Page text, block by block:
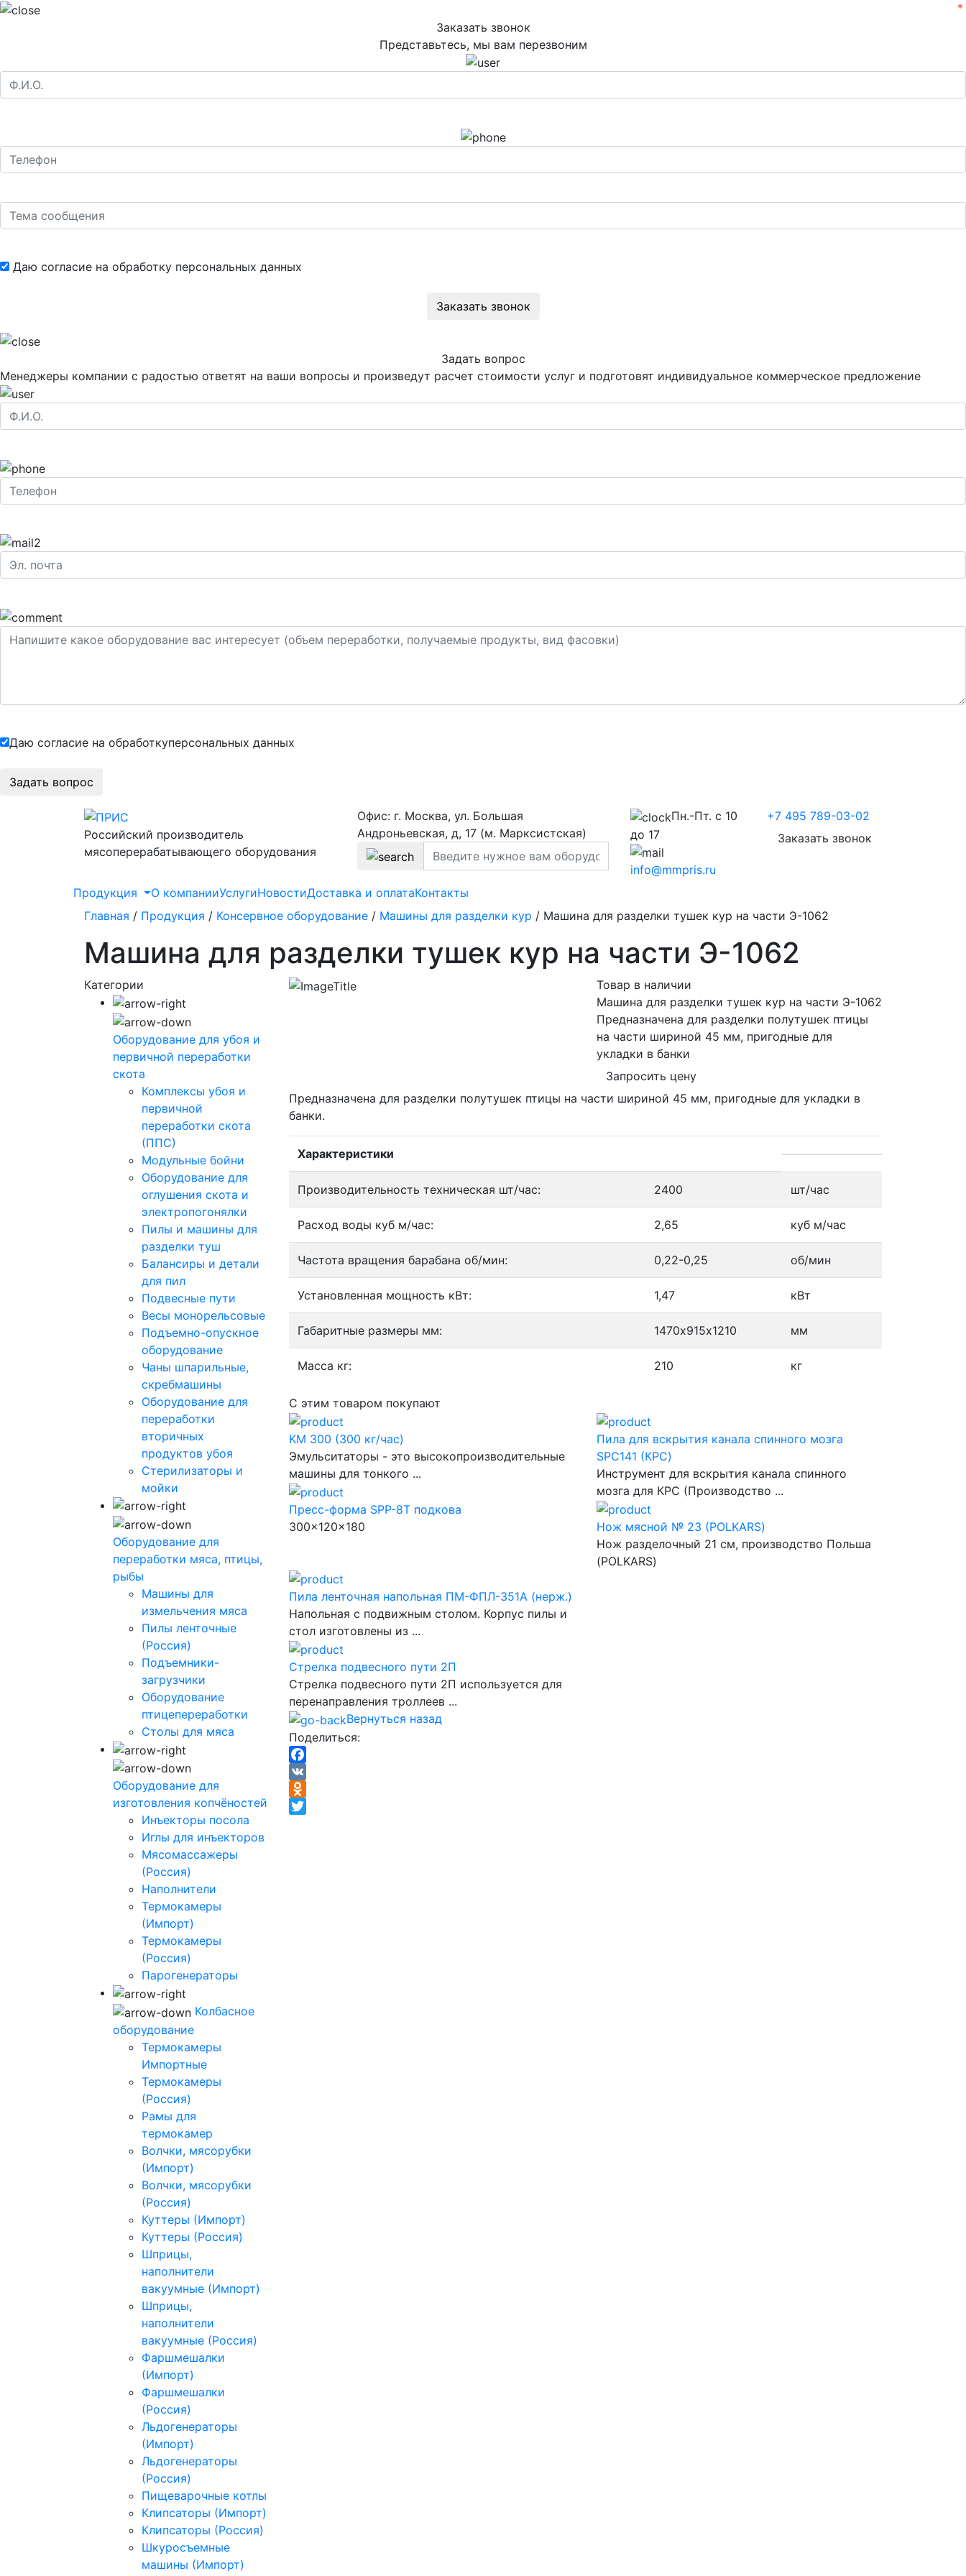
Заказать звонок
Представьтесь, мы вам перезвоним
Даю согласие на обработку персональных данных
Задать вопрос
Менеджеры компании с радостью ответят на ваши вопросы и произведут расчет стоимости услуг и подготовят индивидуальное коммерческое предложение
Даю согласие на обработкуперсональных данных
Российский производитель
мясоперерабатывающего оборудования
Офис: г. Москва, ул. Большая
Андроньевская, д, 17 (м. Марксистская)
Пн.-Пт. с 10
до 17
info@mmpris.ru
+7 495 789-03-02
Заказать звонок
Продукция О компанииУслугиНовостиДоставка и оплатаКонтакты
Главная / Продукция / Консервное оборудование / Машины для разделки кур / Машина для разделки тушек кур на части Э-1062
Машина для разделки тушек кур на части Э-1062
Категории
Оборудование для убоя и
первичной переработки
скота
Комплексы убоя и
первичной
переработки скота
(ППС)
Модульные бойни
Оборудование для
оглушения скота и
электропогонялки
Пилы и машины для
разделки туш
Балансиры и детали
для пил
Подвесные пути
Весы монорельсовые
Подъемно-опускное
оборудование
Чаны шпарильные,
скребмашины
Оборудование для
переработки
вторичных
продуктов убоя
Стерилизаторы и
мойки
Оборудование для
переработки мяса, птицы,
рыбы
Машины для
измельчения мяса
Пилы ленточные
(Россия)
Подъемники-
загрузчики
Оборудование
птицепереработки
Столы для мяса
Оборудование для
изготовления копчёностей
Инъекторы посола
Иглы для инъекторов
Мясомассажеры
(Россия)
Наполнители
Термокамеры
(Импорт)
Термокамеры
(Россия)
Парогенераторы
Колбасное
оборудование
Термокамеры
Импортные
Термокамеры
(Россия)
Рамы для
термокамер
Волчки, мясорубки
(Импорт)
Волчки, мясорубки
(Россия)
Куттеры (Импорт)
Куттеры (Россия)
Шприцы,
наполнители
вакуумные (Импорт)
Шприцы,
наполнители
вакуумные (Россия)
Фаршмешалки
(Импорт)
Фаршмешалки
(Россия)
Льдогенераторы
(Импорт)
Льдогенераторы
(Россия)
Пищеварочные котлы
Клипсаторы (Импорт)
Клипсаторы (Россия)
Шкуросъемные
машины (Импорт)
Товар в наличии
Машина для разделки тушек кур на части Э-1062
Предназначена для разделки полутушек птицы
на части шириной 45 мм, пригодные для
укладки в банки
Запросить цену
Предназначена для разделки полутушек птицы на части шириной 45 мм, пригодные для укладки в
банки.
Характеристики
Производительность техническая шт/час: 2400 шт/час
Расход воды куб м/час: 2,65 куб м/час
Частота вращения барабана об/мин: 0,22-0,25 об/мин
Установленная мощность кВт: 1,47 кВт
Габаритные размеры мм: 1470х915х1210 мм
Масса кг: 210 кг
С этим товаром покупают
KM 300 (300 кг/час)
Эмульситаторы - это высокопроизводительные
машины для тонкого ...
Пресс-форма SPP-8T подкова
300x120x180
Пила для вскрытия канала спинного мозга
SPC141 (КРС)
Инструмент для вскрытия канала спинного
мозга для КРС (Производство ...
Нож мясной № 23 (POLKARS)
Нож разделочный 21 cм, производство Польша
(POLKARS)
Пила ленточная напольная ПМ-ФПЛ-351А (нерж.)
Напольная с подвижным столом. Корпус пилы и
стол изготовлены из ...
Стрелка подвесного пути 2П
Стрелка подвесного пути 2П используется для
перенаправления троллеев ...
Вернуться назад
Поделиться:
Facebook
VK
Odnoklassniki